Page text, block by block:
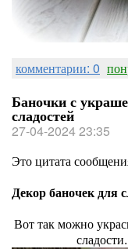
комментарии: 0
Баночки с
сладостей
27-04-2024 23:35
Это цитата
Декор баночек для
Вот так можно